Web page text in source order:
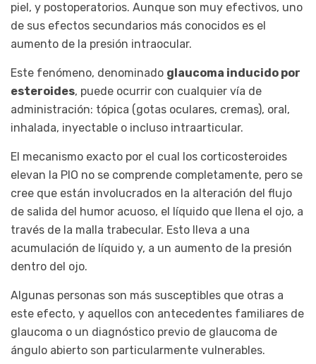
piel, y postoperatorios. Aunque son muy efectivos, uno
de sus efectos secundarios más conocidos es el
aumento de la presión intraocular.
Este fenómeno, denominado glaucoma inducido por
esteroides, puede ocurrir con cualquier vía de
administración: tópica (gotas oculares, cremas), oral,
inhalada, inyectable o incluso intraarticular.
El mecanismo exacto por el cual los corticosteroides
elevan la PIO no se comprende completamente, pero se
cree que están involucrados en la alteración del flujo
de salida del humor acuoso, el líquido que llena el ojo, a
través de la malla trabecular. Esto lleva a una
acumulación de líquido y, a un aumento de la presión
dentro del ojo.
Algunas personas son más susceptibles que otras a
este efecto, y aquellos con antecedentes familiares de
glaucoma o un diagnóstico previo de glaucoma de
ángulo abierto son particularmente vulnerables.